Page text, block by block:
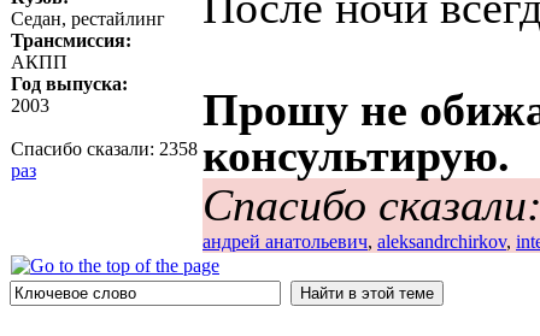
Седан, рестайлинг
Трансмиссия:
АКПП
Год выпуска:
2003
Спасибо сказали: 2358
раз
Прошу не
консультирую.
Спасибо
андрей анатольевич, aleksandrchirkov,